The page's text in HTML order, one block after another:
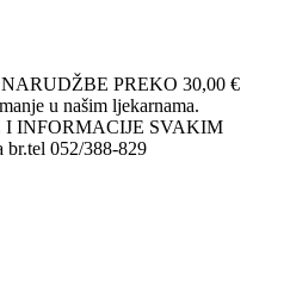
PREKO 30,00 €
u našim ljekarnama.
INFORMACIJE SVAKIM
052/388-829